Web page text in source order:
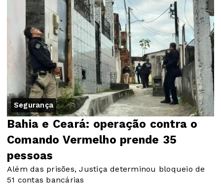
Segurança
Bahia e Ceará: operação contra o
Comando Vermelho prende 35
pessoas
Além das prisões, Justiça determinou bloqueio de
51 contas bancárias